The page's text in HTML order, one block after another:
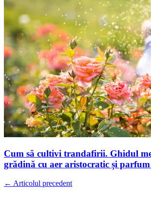
Cum să cultivi trandafirii. Ghidul
grădină cu aer aristocratic și parfum
← Articolul precedent